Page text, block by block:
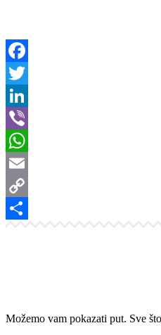
Facebook
Twitter
LinkedIn
Viber
WhatsApp
Email
Copy
Možemo vam pokazati put. Sve